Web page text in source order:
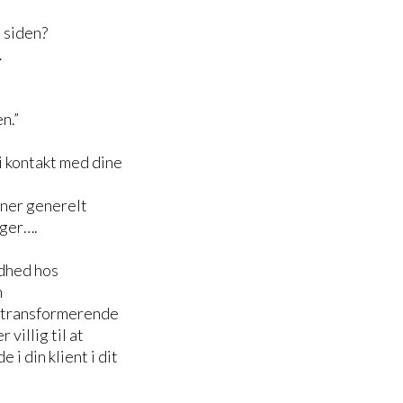
med dine
generelt
hos
villig til at
i din klient i dit